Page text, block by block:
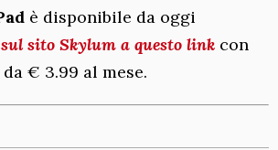
è disponibile da oggi
sul sito Skylum a questo link con
€ 3.99 al mese.